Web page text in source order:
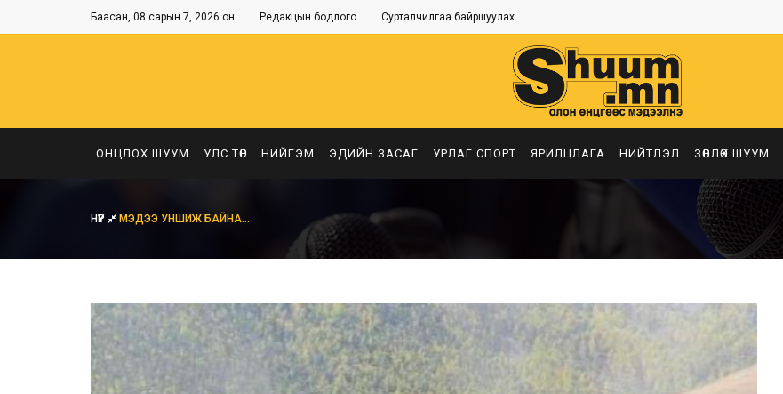
Баасан, 08 сарын 7, 2026 он Редакцын бодлого Сурталчилгаа байршуулах
ОНЦЛОХ ШУУМ УЛС ТӨР НИЙГЭМ ЭДИЙН ЗАСАГ УРЛАГ СПОРТ ЯРИЛЦЛАГА НИЙТЛЭЛ ЗӨВЛӨХ ШУУМ
НҮҮР МЭДЭЭ УНШИЖ БАЙНА...